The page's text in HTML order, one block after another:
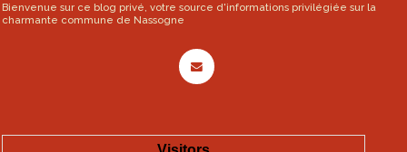
Bienvenue sur ce blog privé, votre source d'informations privilégiée sur la
charmante commune de Nassogne